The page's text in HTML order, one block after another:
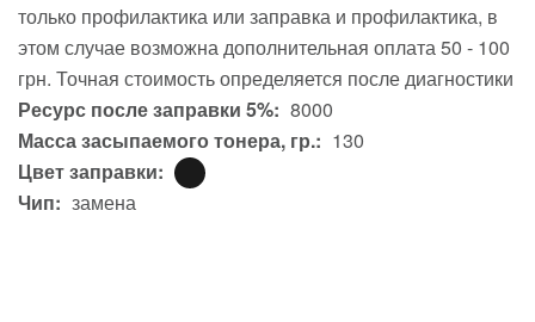
только профилактика или заправка и профилактика, в
этом случае возможна дополнительная оплата 50 - 100
грн. Точная стоимость определяется после диагностики
Ресурс после заправки 5%: 8000
Масса засыпаемого тонера, гр.: 130
Цвет заправки:
Чип: замена